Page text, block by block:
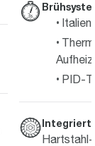
PID-